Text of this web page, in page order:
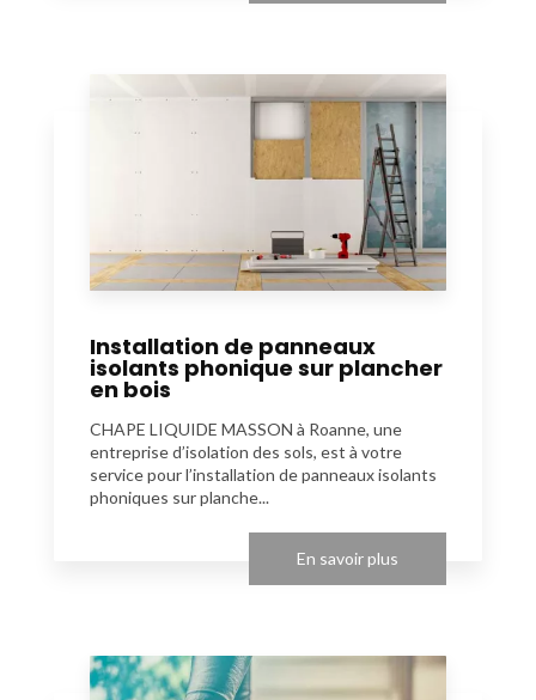
Installation de panneaux
isolants phonique sur plancher
en bois
CHAPE LIQUIDE MASSON à Roanne, une
entreprise d’isolation des sols, est à votre
service pour l’installation de panneaux isolants
phoniques sur planche...
En savoir plus